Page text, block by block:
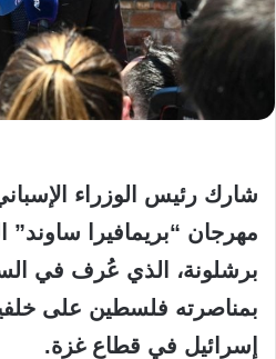
شارك رئيس الوزراء
مهرجان “بريمافيرا ساوند”
برشلونة، الذي عُرف في
بمناصرته فلسطين على خلفية
إسرائيل في قطاع غزة.